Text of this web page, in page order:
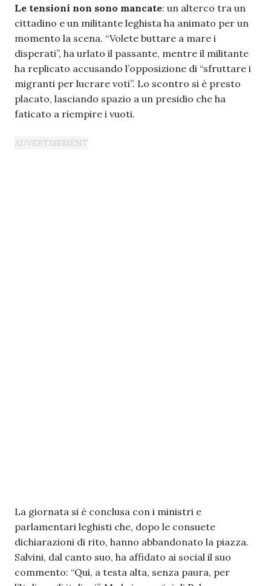
Le tensioni non sono mancate: un alterco tra un
cittadino e un militante leghista ha animato per un
momento la scena. “Volete buttare a mare i
disperati”, ha urlato il passante, mentre il militante
ha replicato accusando l’opposizione di “sfruttare i
migranti per lucrare voti”. Lo scontro si è presto
placato, lasciando spazio a un presidio che ha
faticato a riempire i vuoti.
La giornata si è conclusa con i ministri e
parlamentari leghisti che, dopo le consuete
dichiarazioni di rito, hanno abbandonato la piazza.
Salvini, dal canto suo, ha affidato ai social il suo
commento: “Qui, a testa alta, senza paura, per